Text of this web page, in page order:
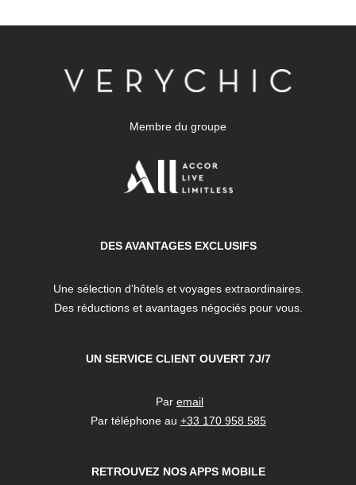
Membre du groupe
DES AVANTAGES EXCLUSIFS
Une sélection d’hôtels et voyages extraordinaires.
Des réductions et avantages négociés pour vous.
UN SERVICE CLIENT OUVERT 7J/7
Par email
Par téléphone au +33 170 958 585
RETROUVEZ NOS APPS MOBILE